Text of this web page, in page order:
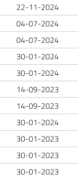
22-11-2024
04-07-2024
04-07-2024
30-01-2024
30-01-2024
14-09-2023
14-09-2023
30-01-2024
30-01-2023
30-01-2023
30-01-2023